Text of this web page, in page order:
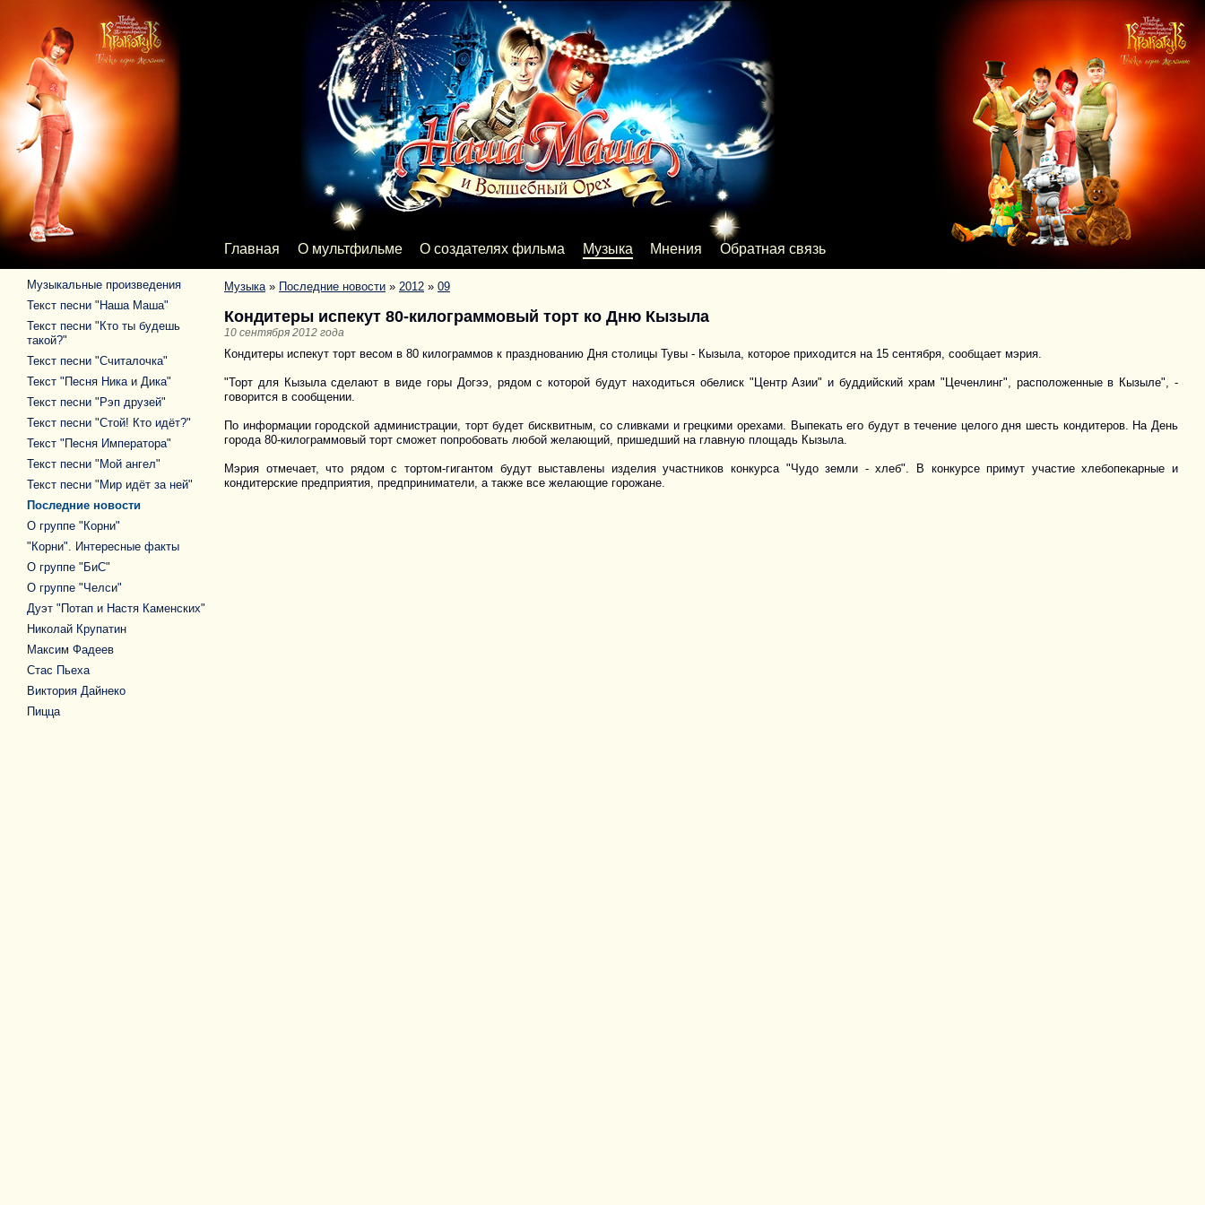
Главная О мультфильме О создателях фильма Музыка Мнения Обратная связь
Музыка» Последние новости » 2012 » 09
Кондитеры испекут 80-килограммовый торт ко Дню Кызыла
10 сентября 2012 года
Кондитеры испекут торт весом в 80 килограммов к празднованию Дня столицы Тувы - Кызыла, которое приходится на 15 сентября, сообщает мэрия.
"Торт для Кызыла сделают в виде горы Догээ, рядом с которой будут находиться обелиск "Центр Азии" и буддийский храм "Цеченлинг", расположенные в Кызыле", -
говорится в сообщении.
По информации городской администрации, торт будет бисквитным, со сливками и грецкими орехами. Выпекать его будут в течение целого дня шесть кондитеров. На День
города 80-килограммовый торт сможет попробовать любой желающий, пришедший на главную площадь Кызыла.
Мэрия отмечает, что рядом с тортом-гигантом будут выставлены изделия участников конкурса "Чудо земли - хлеб". В конкурсе примут участие хлебопекарные и
кондитерские предприятия, предприниматели, а также все желающие горожане.
Музыкальные произведения
Текст песни "Наша Маша"
Текст песни "Кто ты будешь
такой?"
Текст песни "Считалочка"
Текст "Песня Ника и Дика"
Текст песни "Рэп друзей"
Текст песни "Стой! Кто идёт?"
Текст "Песня Императора"
Текст песни "Мой ангел"
Текст песни "Мир идёт за ней"
Последние новости
О группе "Корни"
"Корни". Интересные факты
О группе "БиС"
О группе "Челси"
Дуэт "Потап и Настя Каменских"
Николай Крупатин
Максим Фадеев
Стас Пьеха
Виктория Дайнеко
Пицца